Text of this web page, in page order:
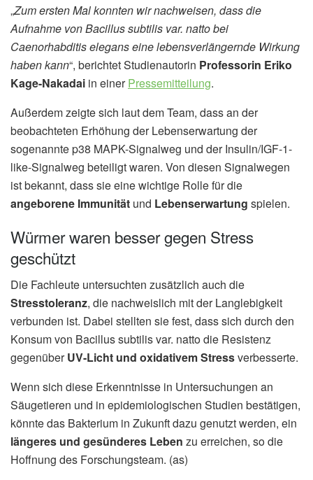
„Zum ersten Mal konnten wir nachweisen, dass die
Aufnahme von Bacillus subtilis var. natto bei
Caenorhabditis elegans eine lebensverlängernde Wirkung
haben kann“, berichtet Studienautorin Professorin Eriko
Kage-Nakadai in einerPressemitteilung.
Außerdem zeigte sich laut dem Team, dass an der
beobachteten Erhöhung der Lebenserwartung der
sogenannte p38 MAPK-Signalweg und der Insulin/IGF-1-
like-Signalweg beteiligt waren. Von diesen Signalwegen
ist bekannt, dass sie eine wichtige Rolle für die
angeborene Immunität und Lebenserwartung spielen.
Würmer waren besser gegen Stress
geschützt
Die Fachleute untersuchten zusätzlich auch die
Stresstoleranz, die nachweislich mit der Langlebigkeit
verbunden ist. Dabei stellten sie fest, dass sich durch den
Konsum von Bacillus subtilis var. natto die Resistenz
gegenüberUV-Licht und oxidativem Stressverbesserte.
Wenn sich diese Erkenntnisse in Untersuchungen an
Säugetieren und in epidemiologischen Studien bestätigen,
könnte das Bakterium in Zukunft dazu genutzt werden, ein
längeres und gesünderes Leben zu erreichen, so die
Hoffnung des Forschungsteam. (as)